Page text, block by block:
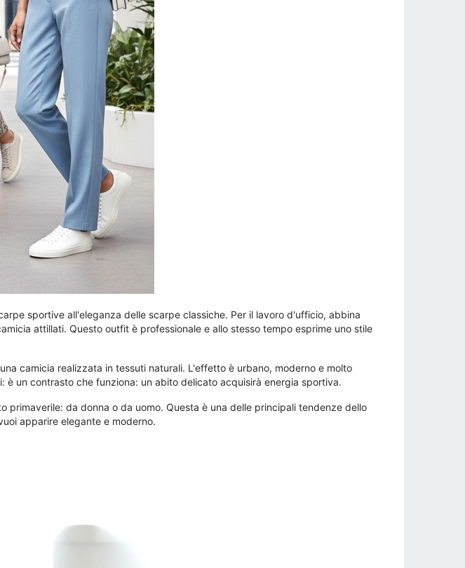
sportive all'eleganza delle scarpe classiche. Per il lavoro d'ufficio, abbina
attillati. Questo outfit è professionale e allo stesso tempo esprime uno stile
camicia realizzata in tessuti naturali. L'effetto è urbano, moderno e molto
un contrasto che funziona: un abito delicato acquisirà energia sportiva.
primaverile: da donna o da uomo. Questa è una delle principali tendenze dello
apparire elegante e moderno.